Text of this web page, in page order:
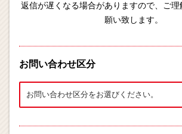
返信が遅くなる場合がありますので、ご
願い致します。
お問い合わせ区分